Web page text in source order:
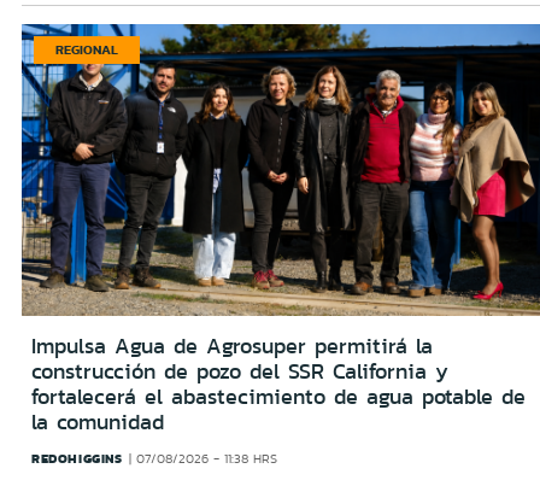
REGIONAL
Impulsa Agua de Agrosuper permitirá la
construcción de pozo del SSR California y
fortalecerá el abastecimiento de agua potable de
la comunidad
REDOHIGGINS 07/08/2026 - 11:38 HRS